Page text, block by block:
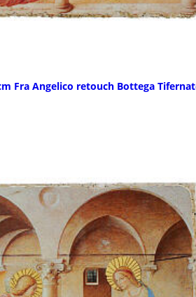
Fra Angelico retouch Bottega